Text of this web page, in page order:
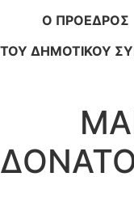
Ο ΠΡΟΕΔΡΟΣ
ΤΟΥ ΔΗΜΟΤΙΚΟΥ